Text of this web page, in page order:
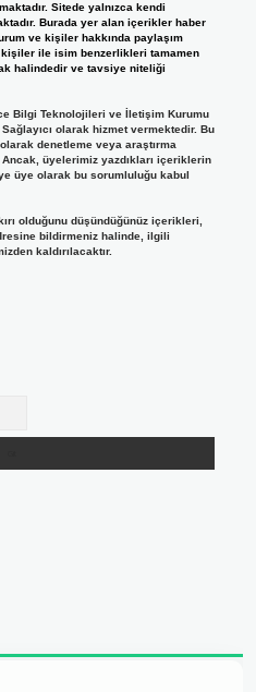
Sitede yalnızca kendi
Burada yer alan içerikler haber
ve kişiler hakkında paylaşım
kişiler ile isim benzerlikleri tamamen
halindedir ve tavsiye niteliği
Bilgi Teknolojileri ve İletişim Kurumu
olarak hizmet vermektedir. Bu
denetleme veya araştırma
üyelerimiz yazdıkları içeriklerin
üye olarak bu sorumluluğu kabul
olduğunu düşündüğünüz içerikleri,
bildirmeniz halinde, ilgili
kaldırılacaktır.